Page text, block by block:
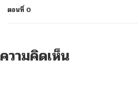
ตอนที่ 0
ความคิดเห็น